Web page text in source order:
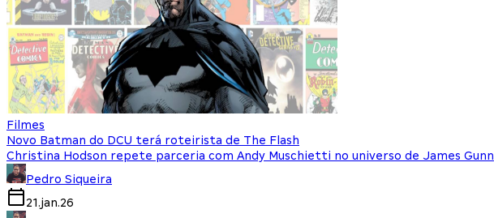
Filmes
Novo Batman do DCU terá roteirista de The Flash
Christina Hodson repete parceria com Andy Muschietti no universo de James Gunn
Pedro Siqueira
21.jan.26